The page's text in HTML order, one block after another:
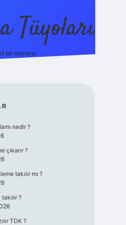
Tüyoları
bir macera!
nedir ?
çıkarır ?
takılır mı ?
?
TDK ?